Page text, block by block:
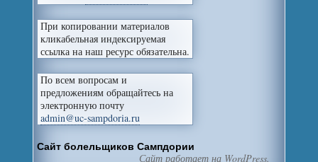
При копировании материалов
кликабельная индексируемая
ссылка на наш ресурс обязательна.
По всем вопросам и
предложениям обращайтесь на
электронную почту
admin@uc-sampdoria.ru
Сайт болельщиков Сампдории
Сайт работает на WordPress.